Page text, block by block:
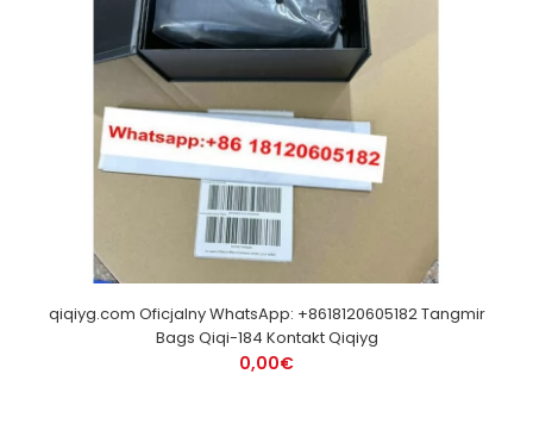
qiqiyg.com Oficjalny WhatsApp: +8618120605182 Tangmir
Bags Qiqi-184 Kontakt Qiqiyg
0,00€